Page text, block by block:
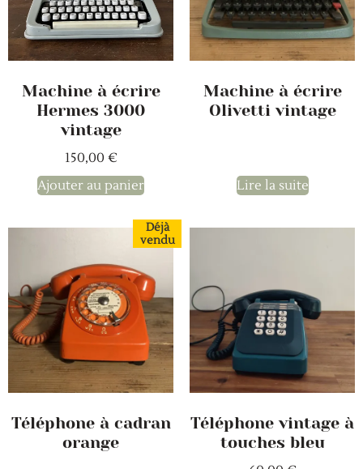
Machine à écrire
Hermes 3000
vintage
150,00 €
Ajouter au panier
Machine à écrire
Olivetti vintage
Lire la suite
Déjà
vendu
Téléphone à cadran
orange
Téléphone vintage à
touches bleu